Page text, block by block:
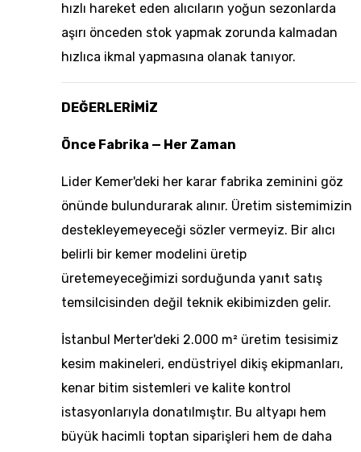
hızlı hareket eden alıcıların yoğun sezonlarda
aşırı önceden stok yapmak zorunda kalmadan
hızlıca ikmal yapmasına olanak tanıyor.
DEĞERLERİMİZ
Önce Fabrika — Her Zaman
Lider Kemer'deki her karar fabrika zeminini göz
önünde bulundurarak alınır. Üretim sistemimizin
destekleyemeyeceği sözler vermeyiz. Bir alıcı
belirli bir kemer modelini üretip
üretemeyeceğimizi sorduğunda yanıt satış
temsilcisinden değil teknik ekibimizden gelir.
İstanbul Merter'deki 2.000 m² üretim tesisimiz
kesim makineleri, endüstriyel dikiş ekipmanları,
kenar bitim sistemleri ve kalite kontrol
istasyonlarıyla donatılmıştır. Bu altyapı hem
büyük hacimli toptan siparişleri hem de daha